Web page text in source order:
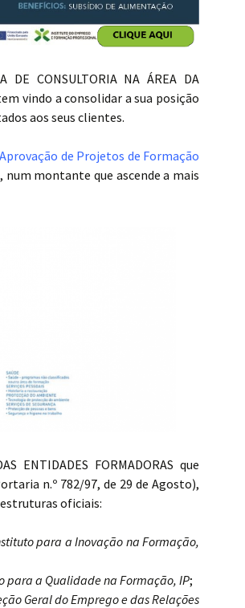
CONSULTORIA NA ÁREA DA
vindo a consolidar a sua posição
aos seus clientes.
Aprovação de Projetos de Formação
num montante que ascende a mais
ENTIDADES FORMADORAS que
n.º 782/97, de 29 de Agosto),
oficiais:
para a Inovação na Formação,
para a Qualidade na Formação, IP;
Geral do Emprego e das Relações